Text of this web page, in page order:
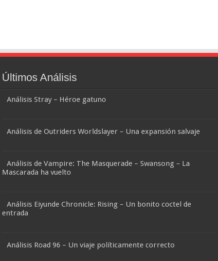
Últimos Análisis
Análisis Stray – Héroe gatuno
Análisis de Outriders Worldslayer – Una expansión salvaje
Análisis de Vampire: The Masquerade – Swansong – La
Mascarada ha vuelto
Análisis Eiyunde Chronicle: Rising – Un bonito coctel de
entrada
Análisis Road 96 – Un viaje políticamente correcto